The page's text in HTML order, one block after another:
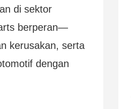
di sektor
berperan—
kerusakan, serta
dengan